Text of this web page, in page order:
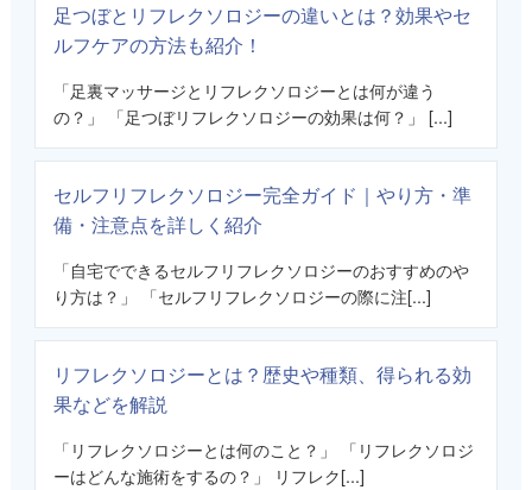
足つぼとリフレクソロジーの違いとは？効果やセ
ルフケアの方法も紹介！
「足裏マッサージとリフレクソロジーとは何が違う
の？」 「足つぼリフレクソロジーの効果は何？」 [...]
セルフリフレクソロジー完全ガイド｜やり方・準
備・注意点を詳しく紹介
「自宅でできるセルフリフレクソロジーのおすすめのや
り方は？」 「セルフリフレクソロジーの際に注[...]
リフレクソロジーとは？歴史や種類、得られる効
果などを解説
「リフレクソロジーとは何のこと？」 「リフレクソロジ
ーはどんな施術をするの？」 リフレク[...]